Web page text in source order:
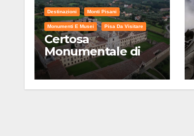
Destinazioni Monti Pisani
Monumenti E Musei Pisa Da Visitare
Certosa
Monumentale di
Calci